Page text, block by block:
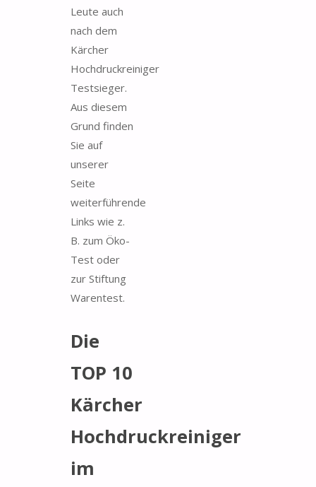
Leute auch
nach dem
Kärcher
Hochdruckreiniger
Testsieger.
Aus diesem
Grund finden
Sie auf
unserer
Seite
weiterführende
Links wie z.
B. zum Öko-
Test oder
zur Stiftung
Warentest.
Die
TOP 10
Kärcher
Hochdruckreiniger
im